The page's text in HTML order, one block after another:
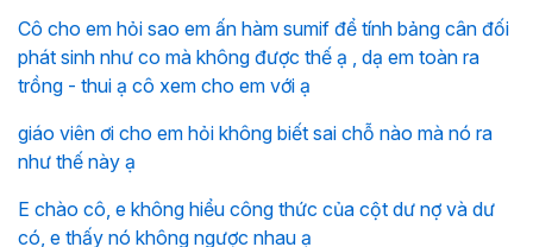
Cô cho em hỏi sao em ấn hàm sumif để tính bảng cân đối
phát sinh như co mà không được thế ạ , dạ em toàn ra
trồng - thui ạ cô xem cho em với ạ
giáo viên ơi cho em hỏi không biết sai chỗ nào mà nó ra
như thế này ạ
E chào cô, e không hiểu công thức của cột dư nợ và dư
có, e thấy nó không ngược nhau ạ